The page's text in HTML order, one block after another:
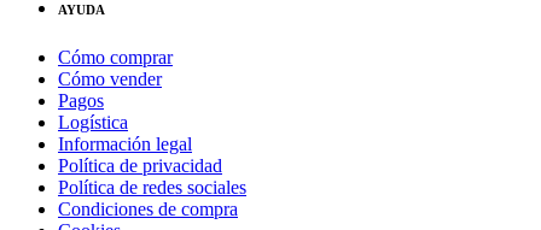
AYUDA
Cómo comprar
Cómo vender
Pagos
Logística
Información legal
Política de privacidad
Política de redes sociales
Condiciones de compra